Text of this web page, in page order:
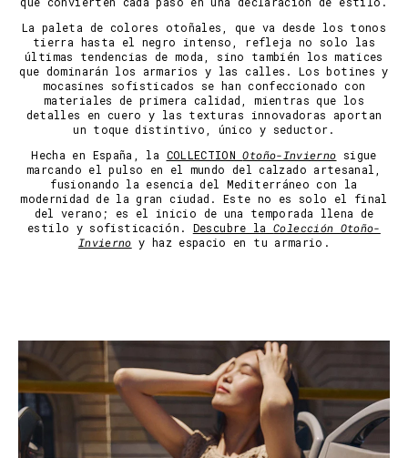
La paleta de colores otoñales, que va desde los tonos
tierra hasta el negro intenso, refleja no solo las
últimas tendencias de moda, sino también los matices
que dominarán los armarios y las calles. Los botines y
mocasines sofisticados se han confeccionado con
materiales de primera calidad, mientras que los
detalles en cuero y las texturas innovadoras aportan
un toque distintivo, único y seductor.
Hecha en España, la COLLECTIONOtoño-Invierno sigue
marcando el pulso en el mundo del calzado artesanal,
fusionando la esencia del Mediterráneo con la
modernidad de la gran ciudad. Este no es solo el final
del verano; es el inicio de una temporada llena de
estilo y sofisticación. Descubre laColección Otoño-
Invierno y haz espacio en tu armario.